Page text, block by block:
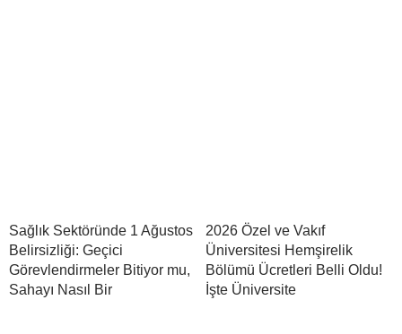
Sağlık Sektöründe 1 Ağustos
Belirsizliği: Geçici
Görevlendirmeler Bitiyor mu,
Sahayı Nasıl Bir
2026 Özel ve Vakıf
Üniversitesi Hemşirelik
Bölümü Ücretleri Belli Oldu!
İşte Üniversite